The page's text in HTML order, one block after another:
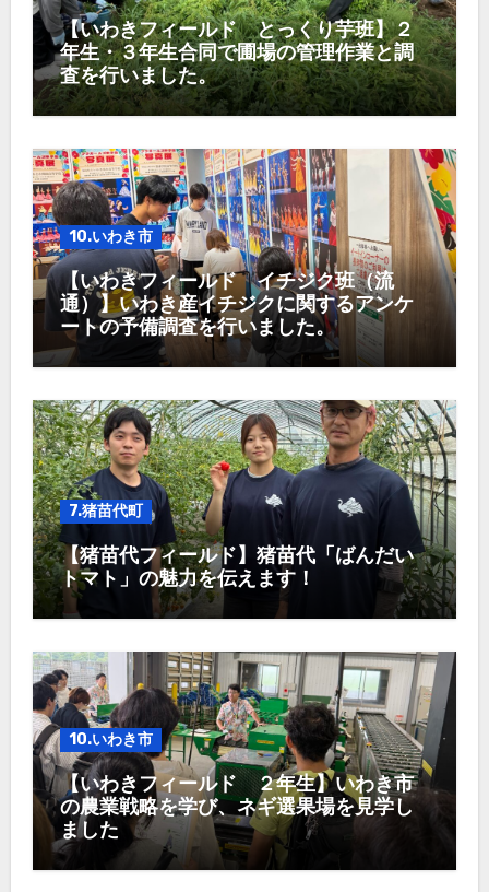
【いわきフィールド とっくり芋班】２
年生・３年生合同で圃場の管理作業と調
査を行いました。
10.いわき市
【いわきフィールド イチジク班（流
通）】いわき産イチジクに関するアンケ
ートの予備調査を行いました。
7.猪苗代町
【猪苗代フィールド】猪苗代「ばんだい
トマト」の魅力を伝えます！
10.いわき市
【いわきフィールド ２年生】いわき市
の農業戦略を学び、ネギ選果場を見学し
ました